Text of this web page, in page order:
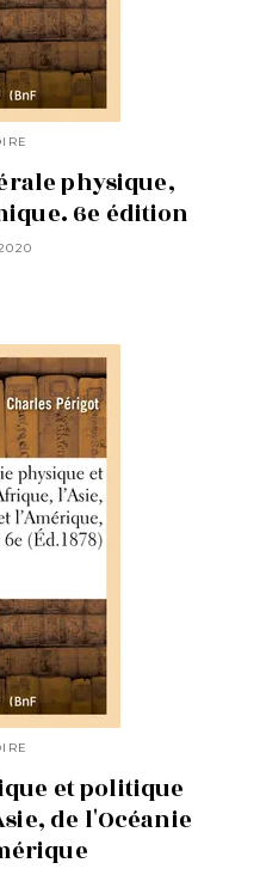
physique,
6e édition
et politique
de l'Océanie